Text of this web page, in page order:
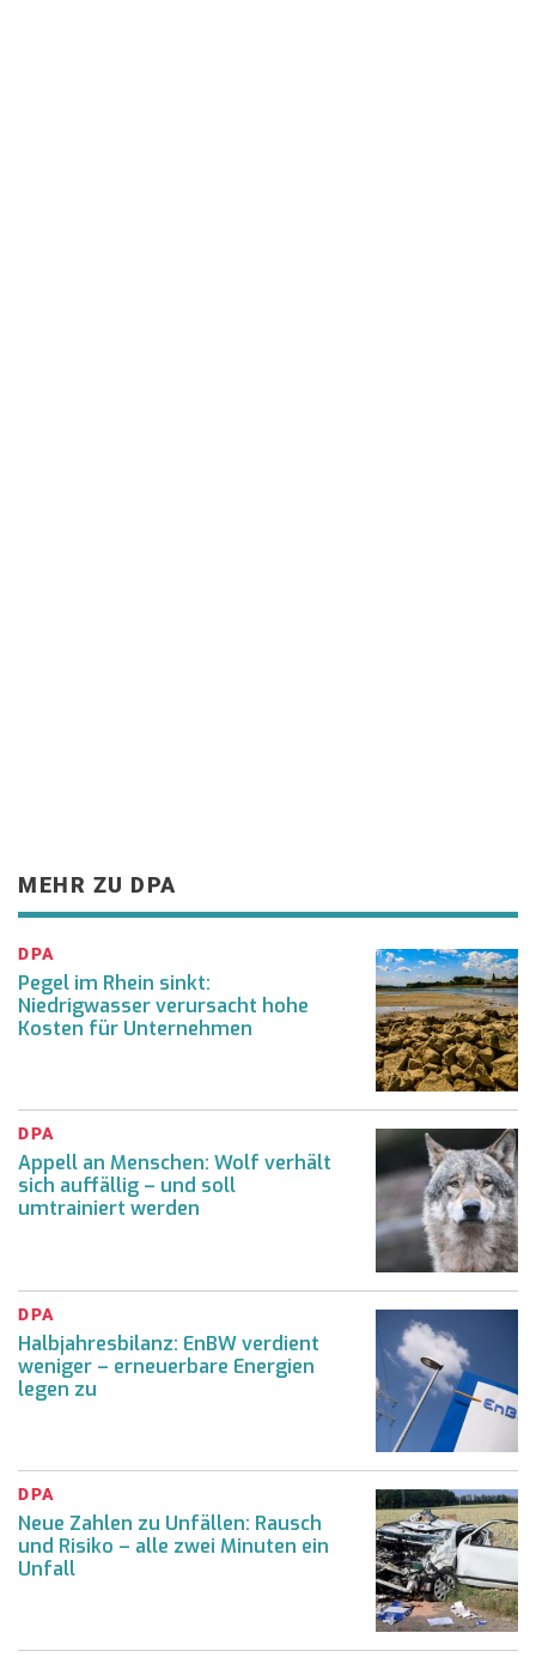
MEHR ZU DPA
DPA
Pegel im Rhein sinkt:
Niedrigwasser verursacht hohe
Kosten für Unternehmen
DPA
Appell an Menschen: Wolf verhält
sich auffällig – und soll
umtrainiert werden
DPA
Halbjahresbilanz: EnBW verdient
weniger – erneuerbare Energien
legen zu
DPA
Neue Zahlen zu Unfällen: Rausch
und Risiko – alle zwei Minuten ein
Unfall